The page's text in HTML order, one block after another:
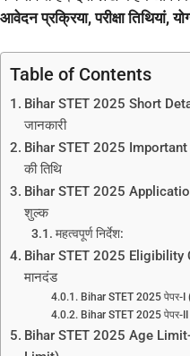
आवेदन प्रक्रिया, परीक्षा तिथियां,
Table of Contents
Bihar STET 2025 Short
जानकारी
Bihar STET 2025 Important
की तिथि
Bihar STET 2025
शुल्क
महत्वपूर्ण निर्देश:
Bihar STET 2025 Eligibility
मानदंड
Bihar STET 2025 पेपर-I
Bihar STET 2025 पेपर-II
Bihar STET 2025 Age